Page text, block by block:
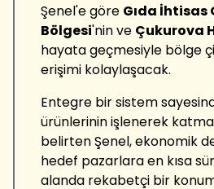
Şenel'e göre Gıda İhtisas
Bölgesi'nin ve Çukurova
hayata geçmesiyle bölge
erişimi kolaylaşacak.
Entegre bir sistem
ürünlerinin işlenerek
belirten Şenel, ekonomik
hedef pazarlara en kısa
alanda rekabetçi bir